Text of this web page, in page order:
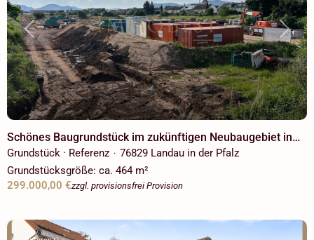
Previous Next
Schönes Baugrundstück im zukünftigen Neubaugebiet in
Landau! Voll Erschlossen für freistehendes
Einfamilienhaus!
Grundstück · Referenz · 76829 Landau in der Pfalz
Grundstücksgröße: ca. 464 m²
299.000,00 €zzgl. provisionsfrei Provision